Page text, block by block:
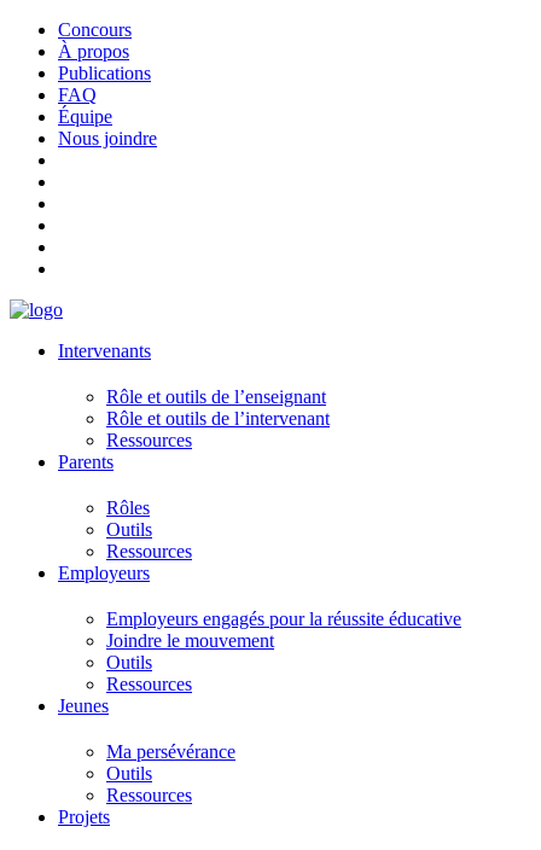
Concours
À propos
Publications
FAQ
Équipe
Nous joindre
Intervenants
Rôle et outils de l’enseignant
Rôle et outils de l’intervenant
Ressources
Parents
Rôles
Outils
Ressources
Employeurs
Employeurs engagés pour la réussite éducative
Joindre le mouvement
Outils
Ressources
Jeunes
Ma persévérance
Outils
Ressources
Projets